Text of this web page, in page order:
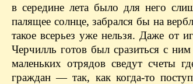
в середине лета было для него
палящее солнце, забрался бы на
такое всерьез уже нельзя. Даже от
Черчилль готов был сразиться с
маленьких отрядов сведут счеты
граждан — так, как когда-то